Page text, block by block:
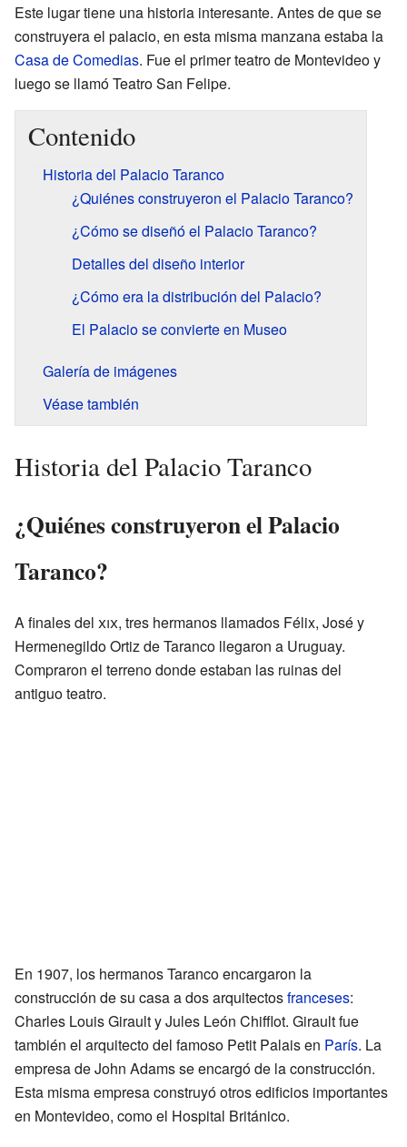
Este lugar tiene una historia interesante. Antes de que se
construyera el palacio, en esta misma manzana estaba la
Casa de Comedias. Fue el primer teatro de Montevideo y
luego se llamó Teatro San Felipe.
Contenido
Historia del Palacio Taranco
¿Quiénes construyeron el Palacio Taranco?
¿Cómo se diseñó el Palacio Taranco?
Detalles del diseño interior
¿Cómo era la distribución del Palacio?
El Palacio se convierte en Museo
Galería de imágenes
Véase también
Historia del Palacio Taranco
¿Quiénes construyeron el Palacio
Taranco?
A finales del xix, tres hermanos llamados Félix, José y
Hermenegildo Ortiz de Taranco llegaron a Uruguay.
Compraron el terreno donde estaban las ruinas del
antiguo teatro.
En 1907, los hermanos Taranco encargaron la
construcción de su casa a dos arquitectosfranceses:
Charles Louis Girault y Jules León Chifflot. Girault fue
también el arquitecto del famoso Petit Palais en París. La
empresa de John Adams se encargó de la construcción.
Esta misma empresa construyó otros edificios importantes
en Montevideo, como el Hospital Británico.